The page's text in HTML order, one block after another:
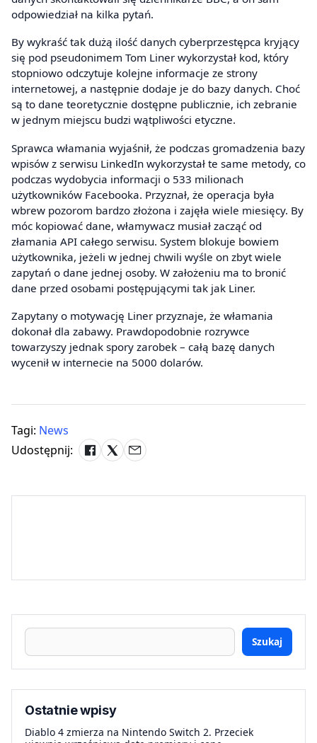
odpowiedział na kilka pytań.
By wykraść tak dużą ilość danych cyberprzestępca kryjący
się pod pseudonimem Tom Liner wykorzystał kod, który
stopniowo odczytuje kolejne informacje ze strony
internetowej, a następnie dodaje je do bazy danych. Choć
są to dane teoretycznie dostępne publicznie, ich zebranie
w jednym miejscu budzi wątpliwości etyczne.
Sprawca włamania wyjaśnił, że podczas gromadzenia bazy
wpisów z serwisu LinkedIn wykorzystał te same metody, co
podczas wydobycia informacji o 533 milionach
użytkowników Facebooka. Przyznał, że operacja była
wbrew pozorom bardzo złożona i zajęła wiele miesięcy. By
móc kopiować dane, włamywacz musiał zacząć od
złamania API całego serwisu. System blokuje bowiem
użytkownika, jeżeli w jednej chwili wyśle on zbyt wiele
zapytań o dane jednej osoby. W założeniu ma to bronić
dane przed osobami postępującymi tak jak Liner.
Zapytany o motywację Liner przyznaje, że włamania
dokonał dla zabawy. Prawdopodobnie rozrywce
towarzyszy jednak spory zarobek – całą bazę danych
wycenił w internecie na 5000 dolarów.
Tagi: News
Udostępnij:
Szukaj
Ostatnie wpisy
Diablo 4 zmierza na Nintendo Switch 2. Przeciek